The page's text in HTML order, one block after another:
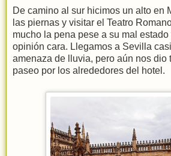
De camino al sur hicimos un alto en
las piernas y visitar el Teatro
mucho la pena pese a su mal
opinión cara. Llegamos a Sevilla
amenaza de lluvia, pero aún nos dio
paseo por los alrededores del hotel.